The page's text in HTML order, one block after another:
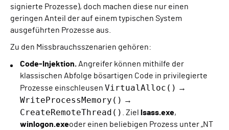
signierte Prozesse), doch machen diese nur einen
geringen Anteil der auf einem typischen System
ausgeführten Prozesse aus.
Zu den Missbrauchsszenarien gehören:
Code-Injektion. Angreifer können mithilfe der
klassischen Abfolge bösartigen Code in privilegierte
Prozesse einschleusen VirtualAlloc() →
WriteProcessMemory() →
CreateRemoteThread() . Ziel lsass.exe,
winlogon.exeoder einen beliebigen Prozess unter „NT